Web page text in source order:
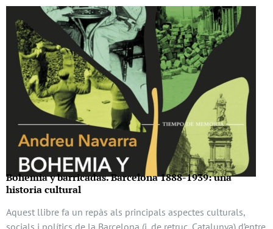
Bohemia y barricadas. Barcelona 1888-1939: una
historia cultural
Aquest llibre fa un repàs als principals aspectes culturals,